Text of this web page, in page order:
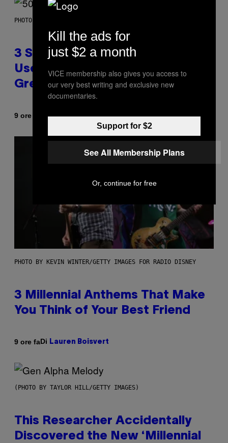
PHOTO BY GREGORY BOJORQUEZ/GETTY IMAGES
3 Songs That Were Commonly
Used As a Ringtone or Voicemail
Greeting in the 2000s
9 ore fa DiDan Milam
PHOTO BY KEVIN WINTER/GETTY IMAGES FOR RADIO DISNEY
3 Millennial Anthems That Make
You Think of Your Best Friend
9 ore faDi Lauren Boisvert
(PHOTO BY TAYLOR HILL/GETTY IMAGES)
This Researcher Accidentally
Discovered the New ‘Millennial
Kill the ads for
just $2 a month
VICE membership also gives you access to
our very best writing and exclusive new
documentaries.
Support for $2
See All Membership Plans
Or, continue for free